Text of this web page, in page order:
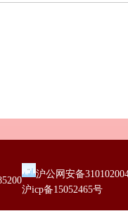
沪公网安备
沪icp备15052465号